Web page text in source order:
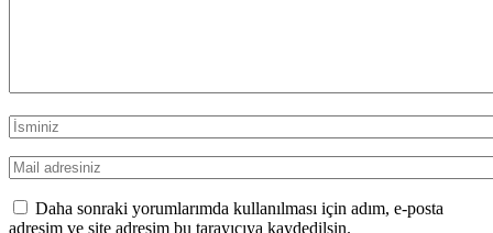
Daha sonraki yorumlarımda kullanılması için adım, e-posta
adresim ve site adresim bu tarayıcıya kaydedilsin.